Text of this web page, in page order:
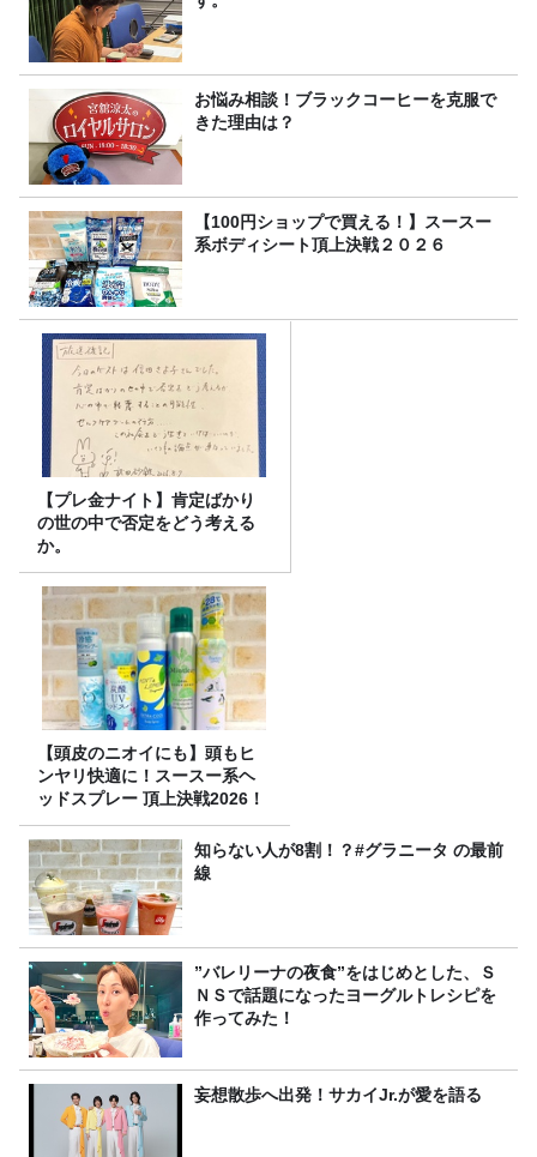
お悩み相談！ブラックコーヒーを克服で
きた理由は？
【100円ショップで買える！】スースー
系ボディシート頂上決戦２０２６
【プレ金ナイト】肯定ばかり
の世の中で否定をどう考える
か。
【頭皮のニオイにも】頭もヒ
ンヤリ快適に！スースー系ヘ
ッドスプレー 頂上決戦2026！
知らない人が8割！？#グラニータ の最前
線
”バレリーナの夜食”をはじめとした、Ｓ
ＮＳで話題になったヨーグルトレシピを
作ってみた！
妄想散歩へ出発！サカイJr.が愛を語る